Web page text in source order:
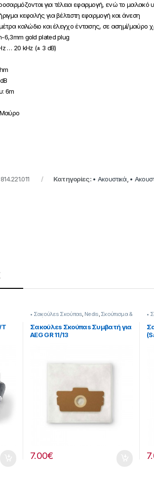
για τέλεια εφαρμογή, ενώ το μαλακό
κεφαλής για βέλτιστη εφαρμογή και άνεση
καλώδιο και έλεγχο έντασης, σε ασημί/μαύρο
6,3mm gold plated plug
… 20 kHz (± 3 dB)
6m
814.221.011 Κατηγορίες: • Ακουστικά, •
• Σακούλεs Σκούπαs, Nedis,Σκούπισμα &
Καθάρισμα
Σακούλεs Σκούπαs Συμβατή για
AEG GR 11/13
7.00€
•